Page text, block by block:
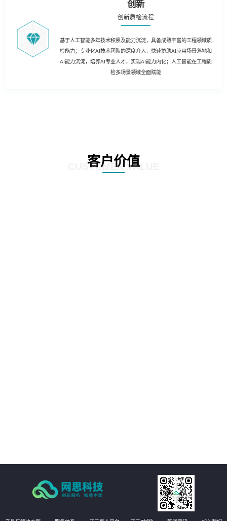
创新
创新质检流程
基于人工智能多年技术积累及能力沉淀，具备成熟丰富的工程领域质
检能力；专业化AI技术团队的深度介入，快速协助AI应用场景落地和
AI能力沉淀，培养AI专业人才，实现AI能力内化；人工智能在工程质
检多场景领域全面赋能
客户价值
CUSTOMER VALUE